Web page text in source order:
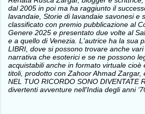
dal 2005 in poi ma ha raggiunto il
lavandaie, Storie di lavandaie savonesi e
classificato con premio pubblicazione al
Genere 2025 e presentato due volte al
e a quello di Venezia. L'autrice ha la sua
LIBRI, dove si possono trovare anche
narrativa che esoterici e se ne possono
acquistabili anche in formato virtuale cioè
titoli, prodotto con Zahoor Ahmad Zargar,
NEL TUO RICORDO SONO DIVENTATE
divertenti avventure nell’India degli anni